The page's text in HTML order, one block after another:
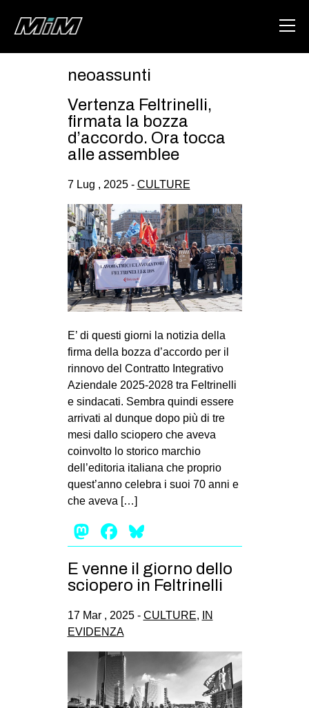
ABOUT
AREA
CSOA LAMBRETTA
MSM
STUDENTI TSUNAMI
ZAM
MOBILITAZIONI
SPAZI
SPORT POPOLARE
MOVIMENTI
AMBIENTE
ANTIFASCISMO
DIRITTO ALL’ABITARE
GENERI
MIGRAZIONI
REPRESSIONE
ARTE
CINEMA
MANIFESTI
neoassunti
Vertenza Feltrinelli,
firmata la bozza
d’accordo. Ora tocca
alle assemblee
7 Lug , 2025 - CULTURE
E’ di questi giorni la notizia della
firma della bozza d’accordo per il
rinnovo del Contratto Integrativo
Aziendale 2025-2028 tra Feltrinelli
e sindacati. Sembra quindi essere
arrivati al dunque dopo più di tre
mesi dallo sciopero che aveva
coinvolto lo storico marchio
dell’editoria italiana che proprio
quest’anno celebra i suoi 70 anni e
che aveva […]
Mastodon
Facebook
E venne il giorno dello
sciopero in Feltrinelli
17 Mar , 2025 - CULTURE,
IN
EVIDENZA